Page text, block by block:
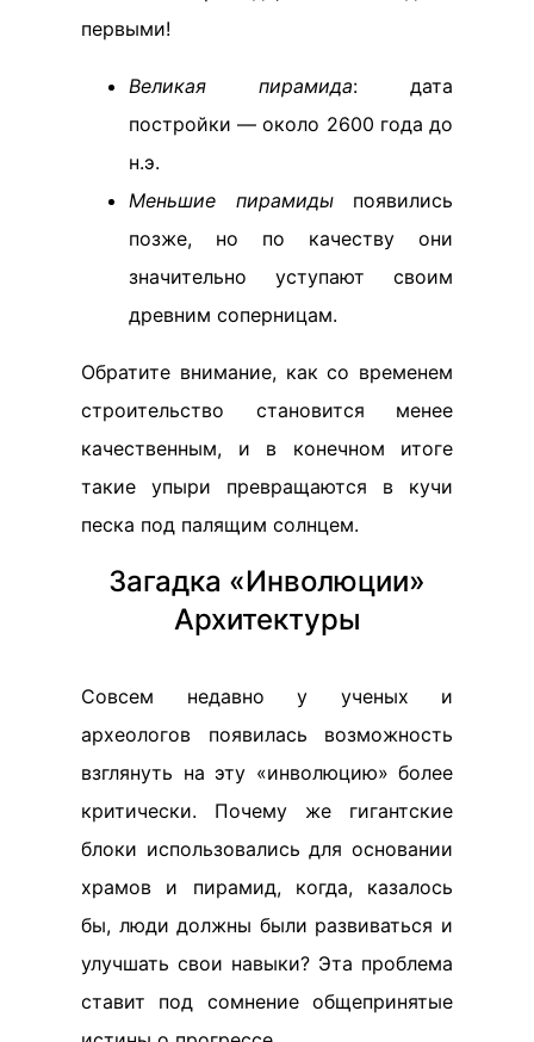
первыми!
Великая пирамида: дата
постройки — около 2600 года до
н.э.
Меньшие пирамидыпоявились
позже, но по качеству они
значительно уступают своим
древним соперницам.
Обратите внимание, как со временем
строительство становится менее
качественным, и в конечном итоге
такие упыри превращаются в кучи
песка под палящим солнцем.
Загадка «Инволюции»
Архитектуры
Совсем недавно у ученых и
археологов появилась возможность
взглянуть на эту «инволюцию» более
критически. Почему же гигантские
блоки использовались для основании
храмов и пирамид, когда, казалось
бы, люди должны были развиваться и
улучшать свои навыки? Эта проблема
ставит под сомнение общепринятые